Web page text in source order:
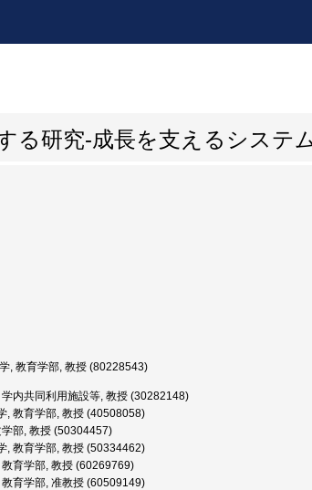
る研究-成長を支えるシステ
, 教育学部, 教授 (80228543)
内共同利用施設等, 教授 (30282148)
, 教育学部, 教授 (40508058)
部, 教授 (50304457)
, 教育学部, 教授 (50334462)
育学部, 教授 (60269769)
育学部, 准教授 (60509149)